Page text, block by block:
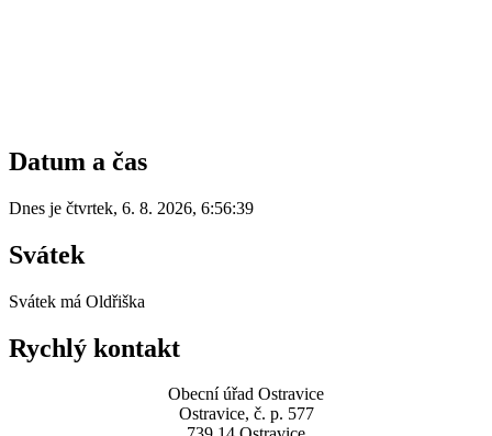
Datum a čas
Dnes je čtvrtek, 6. 8. 2026, 6:56:39
Svátek
Svátek má Oldřiška
Rychlý kontakt
Obecní úřad Ostravice
Ostravice, č. p. 577